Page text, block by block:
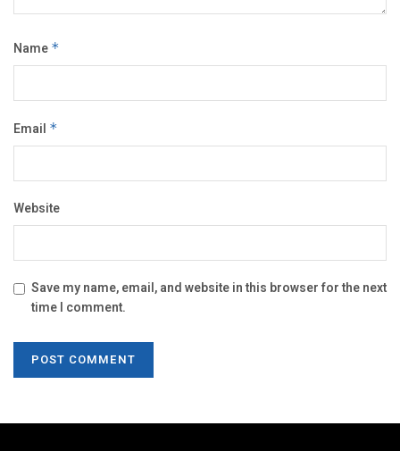
Name *
Email *
Website
Save my name, email, and website in this browser for the next
time I comment.